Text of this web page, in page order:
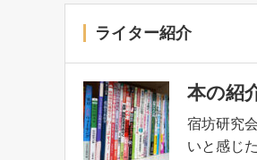
ライター紹介
本の紹
宿坊研究
いと感じ